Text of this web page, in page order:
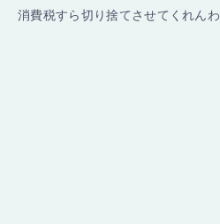
消費税すら切り捨てさせてくれんわ